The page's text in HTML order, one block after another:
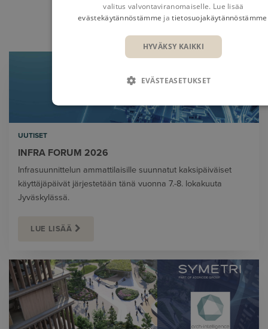
BLOGI
UUTISET
INFRA FORUM 2026
Infrasuunnittelun ammattilaisille suunnatut kaksipäiväiset
käyttäjäpäivät järjestetään tänä vuonna 7.-8. lokakuuta
Jyväskylässä.
LUE LISÄÄ
valitus valvontaviranomaiselle. Lue lisää
evästekäytännöstämme jatietosuojakäytännöstämme
HYVÄKSY KAIKKI
EVÄSTEASETUKSET